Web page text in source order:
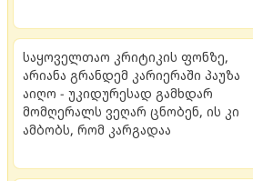
საყოველთაო კრიტიკის ფონზე,
არიანა გრანდემ კარიერაში პაუზა
აიღო - უკიდურესად გამხდარ
მომღერალს ვეღარ ცნობენ, ის კი
ამბობს, რომ კარგადაა